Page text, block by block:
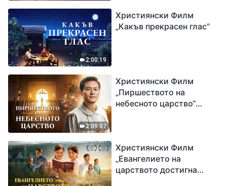
2:00:19
Християнски Филм
„Какъв прекрасен глас“
2:09:57
Християнски Филм
„Пиршеството на
небесното царство“
Християнски Филм
„Евангелието на
царството достигна